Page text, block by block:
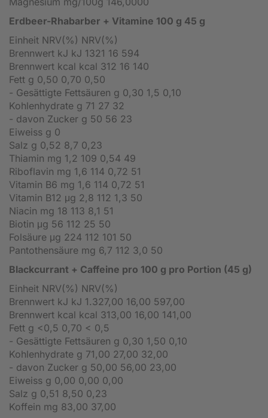
Erdbeer-Rhabarber + Vitamine 100 g 45 g
Einheit NRV(%) NRV(%)
Brennwert kJ kJ 1321 16 594
Brennwert kcal kcal 312 16 140
Fett g 0,50 0,70 0,50
- Gesättigte Fettsäuren g 0,30 1,5 0,10
Kohlenhydrate g 71 27 32
- davon Zucker g 50 56 23
Eiweiss g 0
Salz g 0,52 8,7 0,23
Thiamin mg 1,2 109 0,54 49
Riboflavin mg 1,6 114 0,72 51
Vitamin B6 mg 1,6 114 0,72 51
Vitamin B12 μg 2,8 112 1,3 50
Niacin mg 18 113 8,1 51
Biotin μg 56 112 25 50
Folsäure μg 224 112 101 50
Pantothensäure mg 6,7 112 3,0 50
Blackcurrant + Caffeine pro 100 g pro Portion (45 g)
Einheit NRV(%) NRV(%)
Brennwert kJ kJ 1.327,00 16,00 597,00
Brennwert kcal kcal 313,00 16,00 141,00
Fett g <0,5 0,70 < 0,5
- Gesättigte Fettsäuren g 0,30 1,50 0,10
Kohlenhydrate g 71,00 27,00 32,00
- davon Zucker g 50,00 56,00 23,00
Eiweiss g 0,00 0,00 0,00
Salz g 0,51 8,50 0,23
Koffein mg 83,00 37,00